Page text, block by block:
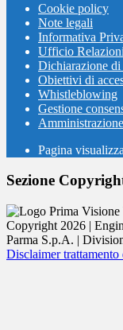
Cookie policy
Note legali
Informativa
Ufficio
Dichiarazione di
Obiettivi di
Whistleblowing
Gestione
Pagina
Sezione
Copyright 2026 |
Parma S.p.A. |
Disclaimer trattamento